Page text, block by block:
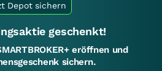
Depot sichern
geschenkt!
eröffnen und
sichern.